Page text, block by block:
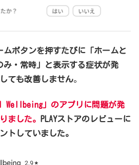
ムボタンを押すたびに「ホームと
・常時」と表示する症状が発
ても改善しません。
」のアプリに問題が発
ました。
PLAYストアのレビューに
トしていました。